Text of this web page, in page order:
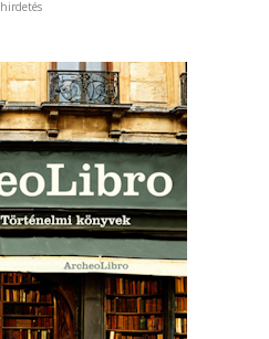
hirdetés